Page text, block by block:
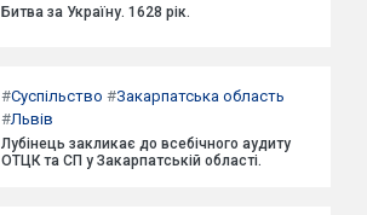
Битва за Україну. 1628 рік.
#Суспільство #Закарпатська область
#Львів
Лубінець закликає до всебічного аудиту
ОТЦК та СП у Закарпатській області.